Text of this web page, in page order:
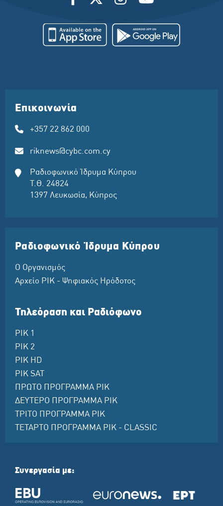
Επικοινωνία
+357 22 862 000
riknews@cybc.com.cy
Ραδιοφωνικό Ίδρυμα Κύπρου
Τ.Θ. 24824
1397 Λευκωσία, Κύπρος
Ραδιοφωνικό Ίδρυμα Κύπρου
Ο Οργανισμός
Αρχείο ΡΙΚ - Ψηφιακός Ηρόδοτος
Τηλεόραση και Ραδιόφωνο
ΡΙΚ 1
ΡΙΚ 2
ΡΙΚ HD
ΡΙΚ SAT
ΠΡΩΤΟ ΠΡΟΓΡΑΜΜΑ ΡΙΚ
ΔΕΥΤΕΡΟ ΠΡΟΓΡΑΜΜΑ ΡΙΚ
ΤΡΙΤΟ ΠΡΟΓΡΑΜΜΑ ΡΙΚ
ΤΕΤΑΡΤΟ ΠΡΟΓΡΑΜΜΑ ΡΙΚ - CLASSIC
Συνεργασία με: